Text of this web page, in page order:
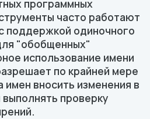
программных
часто работают
поддержкой одиночного
"обобщенных"
использование имени
по крайней мере
имен вносить изменения в
проверку